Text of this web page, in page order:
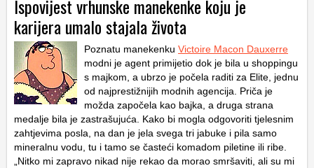
Ispovijest vrhunske manekenke koju je
karijera umalo stajala života
Poznatu manekenku Victoire Macon Dauxerre
modni je agent primijetio dok je bila u shoppingu
s majkom, a ubrzo je počela raditi za Elite, jednu
od najprestižnijih modnih agencija. Priča je
možda započela kao bajka, a druga strana
medalje bila je zastrašujuća. Kako bi mogla odgovoriti tjelesnim
zahtjevima posla, na dan je jela svega tri jabuke i pila samo
mineralnu vodu, tu i tamo se časteći komadom piletine ili ribe.
„Nitko mi zapravo nikad nije rekao da morao smršaviti, ali su mi